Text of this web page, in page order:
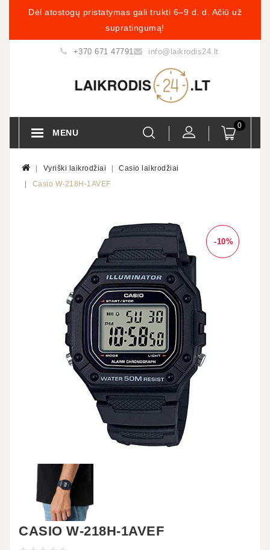
Dėl atostogų pristatymas gali trukti 6–9 d. d. Ačiū už
supratingumą!
+370 671 47791 info@laikrodis24.lt
0
MENU
Vyriški laikrodžiai
Casio laikrodžiai
Casio W-218H-1AVEF
-10%
CASIO W-218H-1AVEF